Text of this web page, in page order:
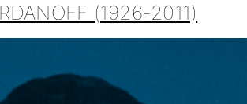
(1926-2011)